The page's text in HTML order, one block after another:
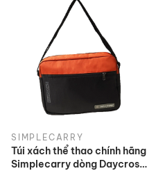
SIMPLECARRY
Túi xách thể thao chính hãng
Simplecarry dòng Daycross